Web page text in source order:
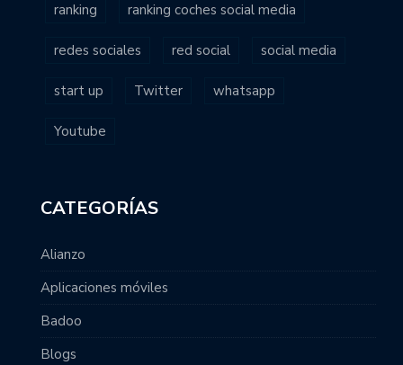
ranking ranking coches social media
redes sociales red social social media
start up Twitter whatsapp
Youtube
CATEGORÍAS
Alianzo
Aplicaciones móviles
Badoo
Blogs